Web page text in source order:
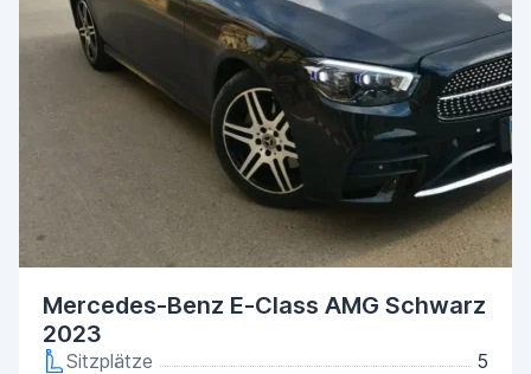
Mercedes-Benz E-Class AMG Schwarz
2023
Sitzplätze
5